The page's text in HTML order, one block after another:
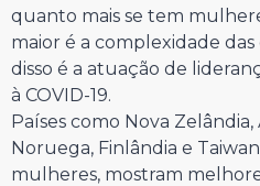
quanto mais se tem
maior é a complexidade das
disso é a atuação de
à COVID-19.
Países como Nova
Noruega, Finlândia e
mulheres, mostram